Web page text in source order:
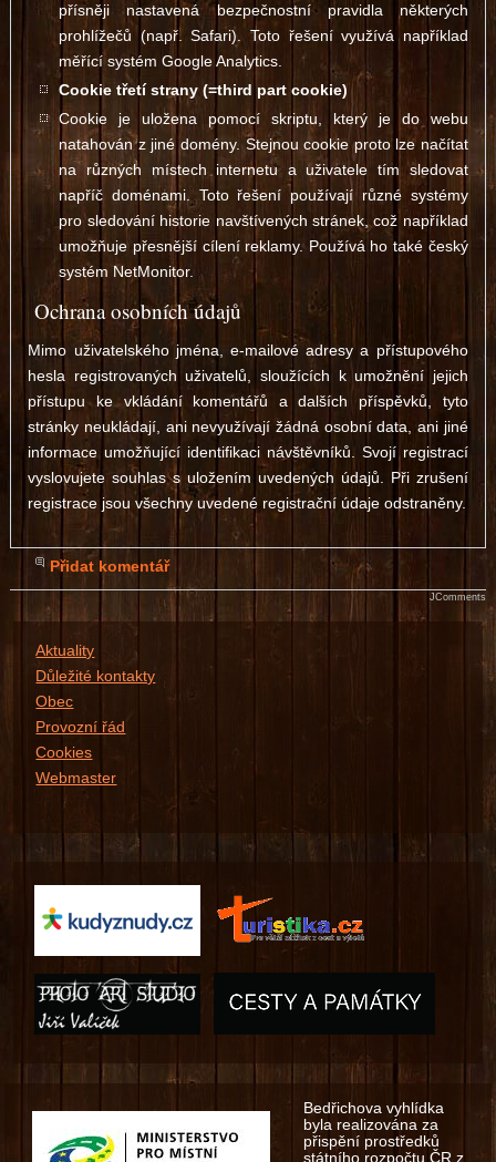
přísněji nastavená bezpečnostní pravidla některých
prohlížečů (např. Safari). Toto řešení využívá například
měřící systém Google Analytics.
Cookie třetí strany (=third part cookie)
Cookie je uložena pomocí skriptu, který je do webu
natahován z jiné domény. Stejnou cookie proto lze načítat
na různých místech internetu a uživatele tím sledovat
napříč doménami. Toto řešení používají různé systémy
pro sledování historie navštívených stránek, což například
umožňuje přesnější cílení reklamy. Používá ho také český
systém NetMonitor.
Ochrana osobních údajů
Mimo uživatelského jména, e-mailové adresy a přístupového
hesla registrovaných uživatelů, sloužících k umožnění jejich
přístupu ke vkládání komentářů a dalších příspěvků, tyto
stránky neukládají, ani nevyužívají žádná osobní data, ani jiné
informace umožňující identifikaci návštěvníků. Svojí registrací
vyslovujete souhlas s uložením uvedených údajů. Při zrušení
registrace jsou všechny uvedené registrační údaje odstraněny.
Přidat komentář
JComments
Aktuality
Důležité kontakty
Obec
Provozní řád
Cookies
Webmaster
Bedřichova vyhlídka
byla realizována za
přispění prostředků
státního rozpočtu ČR z